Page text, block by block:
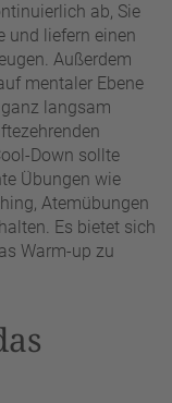
ab, Sie
und liefern einen
Außerdem
mentaler Ebene
langsam
Down sollte
Übungen wie
Atemübungen
Es bietet sich
Warm-up zu